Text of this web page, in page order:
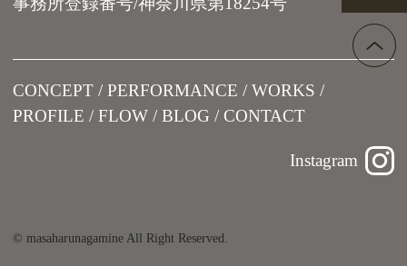
CONCEPT PERFORMANCE
WORKS
PROFILE
FLOW BLOG CONTACT
Instagram
© masaharunagamine All Right Reserved.